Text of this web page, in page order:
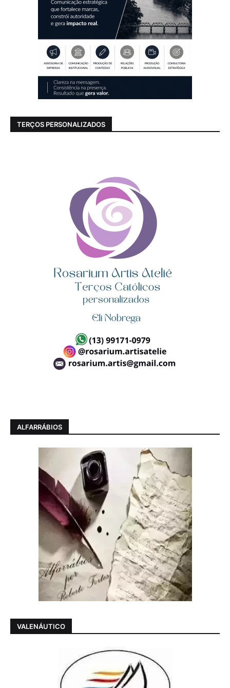
TERÇOS PERSONALIZADOS
ALFARRÁBIOS
VALENÁUTICO